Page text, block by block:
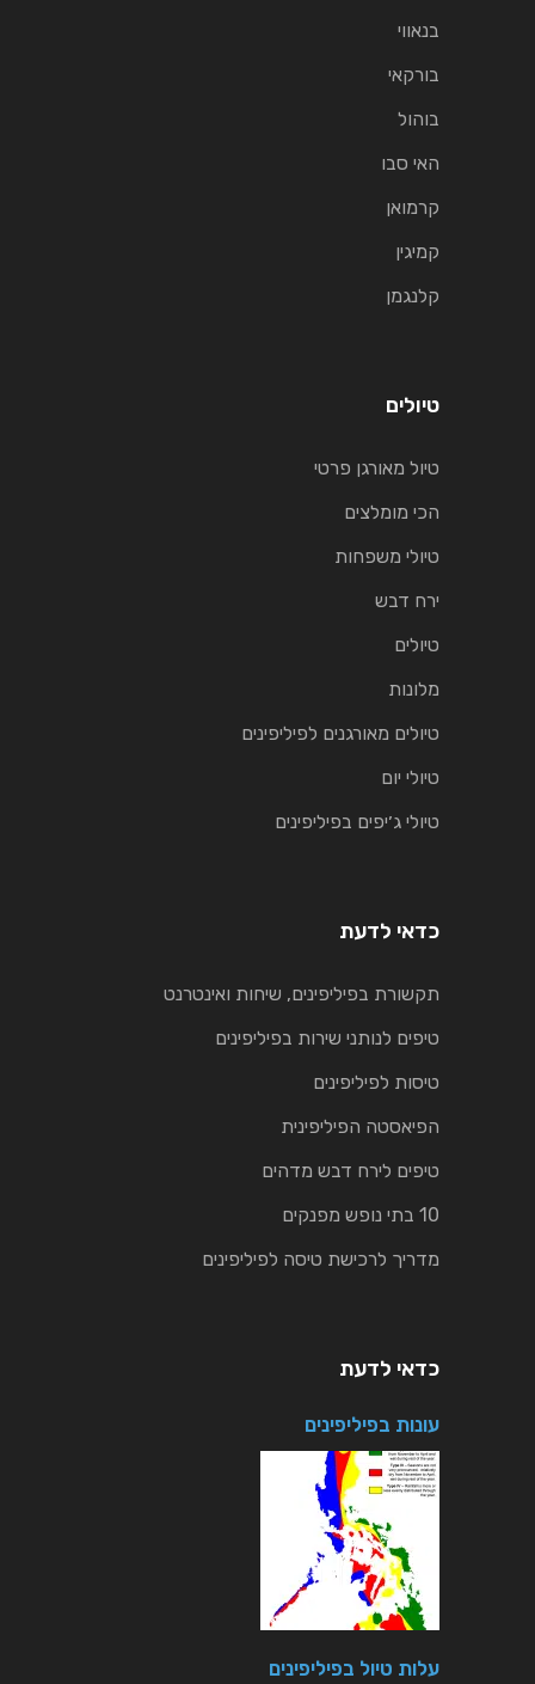
בנאווי
בורקאי
בוהול
האי סבו
קרמואן
קמיגין
קלנגמן
טיולים
טיול מאורגן פרטי
הכי מומלצים
טיולי משפחות
ירח דבש
טיולים
מלונות
טיולים מאורגנים לפיליפינים
טיולי יום
טיולי ג׳יפים בפיליפינים
כדאי לדעת
תקשורת בפיליפינים, שיחות ואינטרנט
טיפים לנותני שירות בפיליפינים
טיסות לפיליפינים
הפיאסטה הפיליפינית
טיפים לירח דבש מדהים
10 בתי נופש מפנקים
מדריך לרכישת טיסה לפיליפינים
כדאי לדעת
עונות בפיליפינים
עלות טיול בפיליפינים